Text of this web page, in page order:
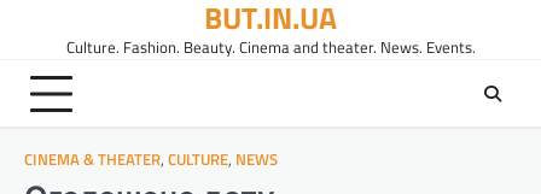
вмісту
BUT.IN.UA
Culture. Fashion. Beauty. Cinema and theater. News. Events.
CINEMA & THEATER, CULTURE, NEWS